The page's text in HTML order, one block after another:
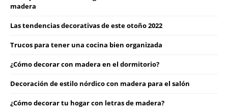
madera
Las tendencias decorativas de este otoño 2022
Trucos para tener una cocina bien organizada
¿Cómo decorar con madera en el dormitorio?
Decoración de estilo nórdico con madera para el salón
¿Cómo decorar tu hogar con letras de madera?